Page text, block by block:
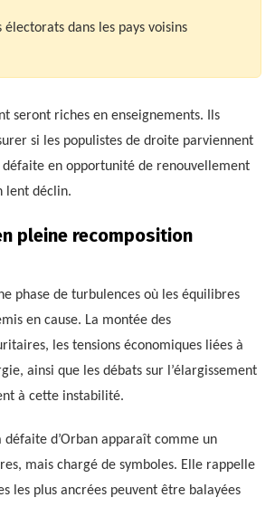
électorats dans les pays voisins
seront riches en enseignements. Ils
si les populistes de droite parviennent
en opportunité de renouvellement
lent déclin.
pleine recomposition
phase de turbulences où les équilibres
en cause. La montée des
les tensions économiques liées à
ainsi que les débats sur l’élargissement
à cette instabilité.
défaite d’Orban apparaît comme un
mais chargé de symboles. Elle rappelle
les plus ancrées peuvent être balayées